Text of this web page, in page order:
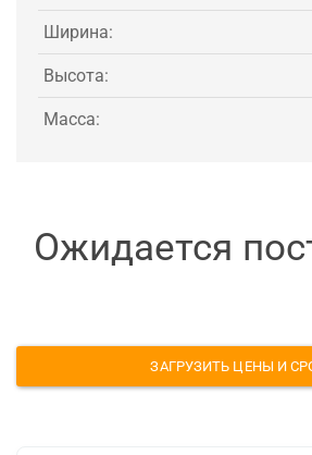
Ширина:
Высота:
Масса:
Ожидается
ЗАГРУЗИТЬ ЦЕНЫ И